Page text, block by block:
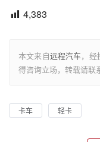
4,383
本文来自远程汽车，经
得咨询立场，转载请联
卡车 轻卡